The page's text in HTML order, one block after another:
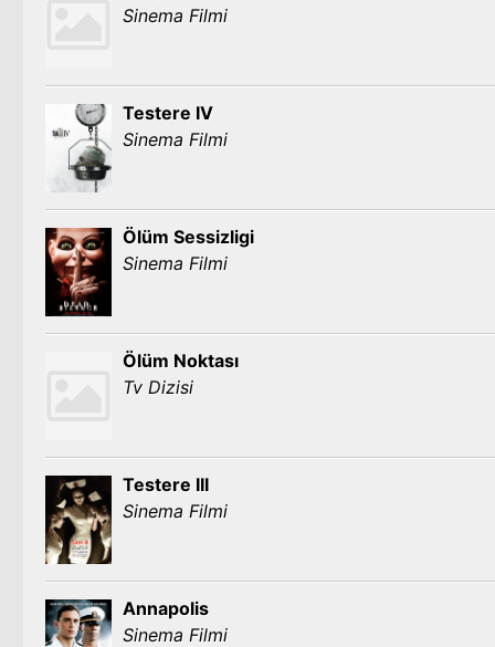
Sinema Filmi
Testere IV
Sinema Filmi
Ölüm Sessizligi
Sinema Filmi
Ölüm Noktası
Tv Dizisi
Testere III
Sinema Filmi
Annapolis
Sinema Filmi